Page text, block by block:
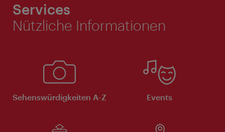
Services
Nützliche Informationen
Sehenswürdigkeiten A-Z Events